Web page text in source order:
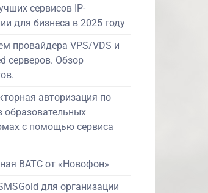
сервисов IP-
для бизнеса в 2025 году
провайдера VPS/VDS и
серверов. Обзор
авторизация по
образовательных
с помощью сервиса
ВАТС от «Новофон»
для организации